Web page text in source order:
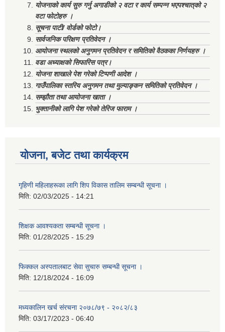
योजनाको कार्य सुरु गर्नु अगाडीको २ वटा र कार्य सम्पन्न भएपश्चात्‌को २
वटा फोटोहरु ।
सूचना पाटी/ वोर्डको फोटो।
सार्वजनिक परिक्षण प्रतिवेदन ।
आयोजना स्थलको अनुगमन प्रतिवेदन र समितिको वैठकका निर्णयहरु ।
वडा अध्याक्षको सिफारिस पत्र।
योजना शाखाले पेश गरेको टिप्पणी आदेश ।
गाउँपालिका स्तरिय अनुगमन तथा मुल्याङ्कन समितिको प्रतिवेदन ।
सम्झौता तथा आयोजना खाता ।
भुक्तानीको लागि पेश गरेको तेरिज फाराम ।
योजना, बजेट तथा कार्यक्रम
गृहिणी महिलाहरूका लागि शिप विकास तालिम सम्बन्धी सूचना ‌।
मिति: 02/03/2025 - 14:21
शिक्षक आवश्यकता सम्बन्धी सूचना ।
मिति: 01/28/2025 - 15:29
फिक्कल अस्पतालबाट सेवा सुचारु सम्बन्धी सूचना ।
मिति: 12/18/2024 - 16:09
मध्यकालिन खर्च संरचना २०७८/७९ - २०८२/८३
मिति: 03/17/2023 - 06:40